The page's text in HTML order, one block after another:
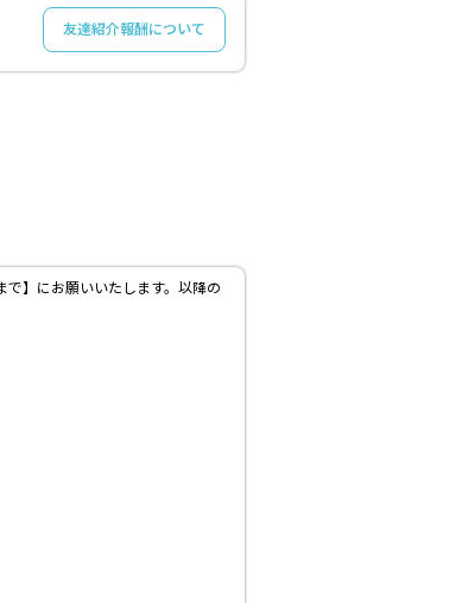
友達紹介報酬について
】にお願いいたします。以降の